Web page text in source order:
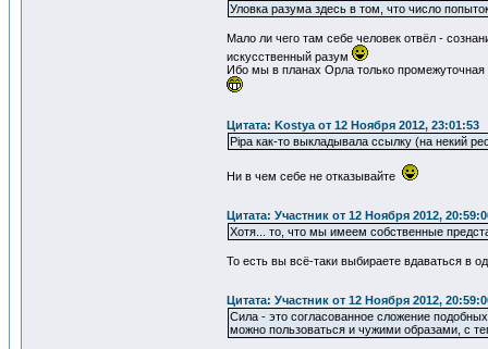
Уловка разума здесь в том, что число
Мало ли чего там себе человек отвёл -
искусственный разум
Ибо мы в планах Орла только промежуточная
Цитата: Kostya от 12 Ноября 2012, 23:01:53
Pipa как-то выкладывала ссылку (на некий
Ни в чем себе не отказывайте
Цитата: Участник от 12 Ноября 2012,
Хотя... то, что мы имеем собственные
То есть вы всё-таки выбираете вдаваться в
Цитата: Участник от 12 Ноября 2012,
Сила - это согласованное сложение
можно пользоваться и чужими образами, с